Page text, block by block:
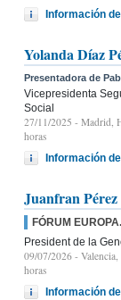
Información
Yolanda Díaz
Presentadora de
Vicepresidenta
Social
27/11/2025 - Madrid,
horas
Información
Juanfran
FÓRUM
President de la
09/07/2026 -
horas
Información